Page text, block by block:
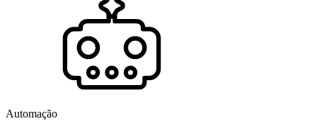
Automação